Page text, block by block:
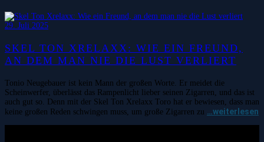
29. Juli 2025
SKEL TON XRELAXX: WIE EIN FREUND,
AN DEM MAN NIE DIE LUST VERLIERT
Tonio Neugebauer ist kein Mann der großen Worte. Er meidet die
Scheinwerfer, überlässt das Rampenlicht lieber seinen Zigarren, und das ist
auch gut so. Denn mit der Skel Ton Xrelaxx Toro hat er bewiesen, dass man
keine großen Reden schwingen muss, um große Zigarren zu …weiterlesen